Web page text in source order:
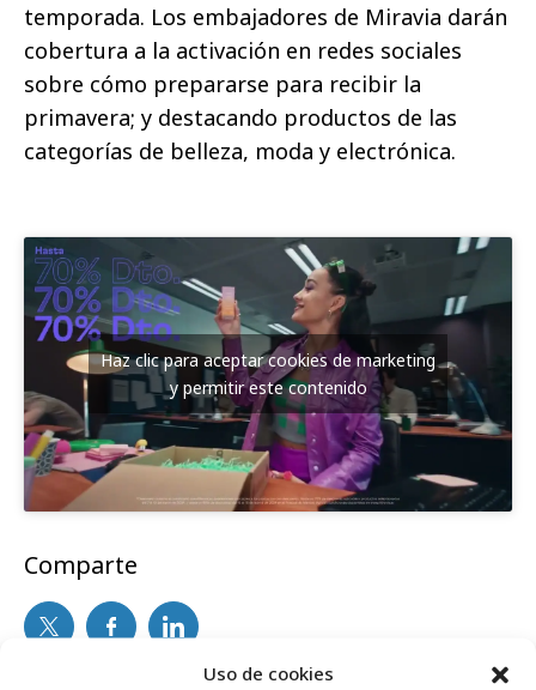
Uso de cookies
temporada. Los embajadores de Miravia darán
cobertura a la activación en redes sociales
sobre cómo prepararse para recibir la
primavera; y destacando productos de las
categorías de belleza, moda y electrónica.
Haz clic para aceptar cookies de marketing
y permitir este contenido
Comparte